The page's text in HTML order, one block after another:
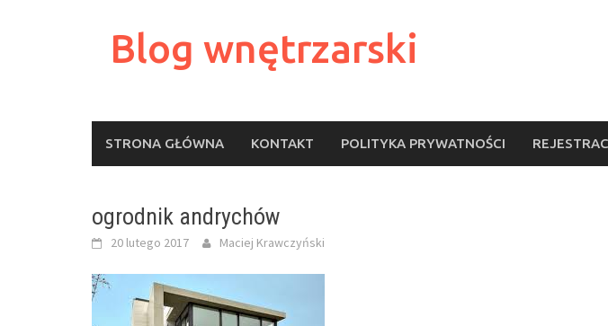
Blog wnętrzarski
STRONA GŁÓWNA KONTAKT POLITYKA PRYWATNOŚCI
ogrodnik andrychów
20 lutego 2017 Maciej Krawczyński